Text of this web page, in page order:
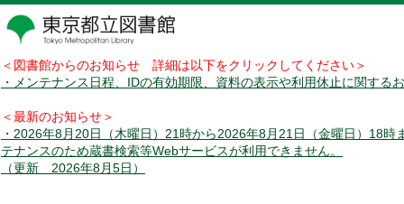
＜図書館からのお知らせ 詳細は以下をクリックしてください＞
・メンテナンス日程、IDの有効期限、資料の表示や利用休止に関する
＜最新のお知らせ＞
・2026年8月20日（木曜日）21時から2026年8月21日（金曜日）18時
テナンスのため蔵書検索等Webサービスが利用できません。
（更新 2026年8月5日）